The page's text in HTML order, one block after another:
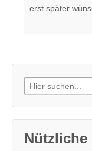
erst später
Search
for:
Nützliche